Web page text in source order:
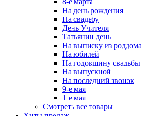
На день рождения
На свадьбу
День Учителя
Татьянин день
На выписку из роддома
На юбилей
На годовщину свадьбы
На выпускной
На последний звонок
9-е мая
1-е мая
Смотреть все товары